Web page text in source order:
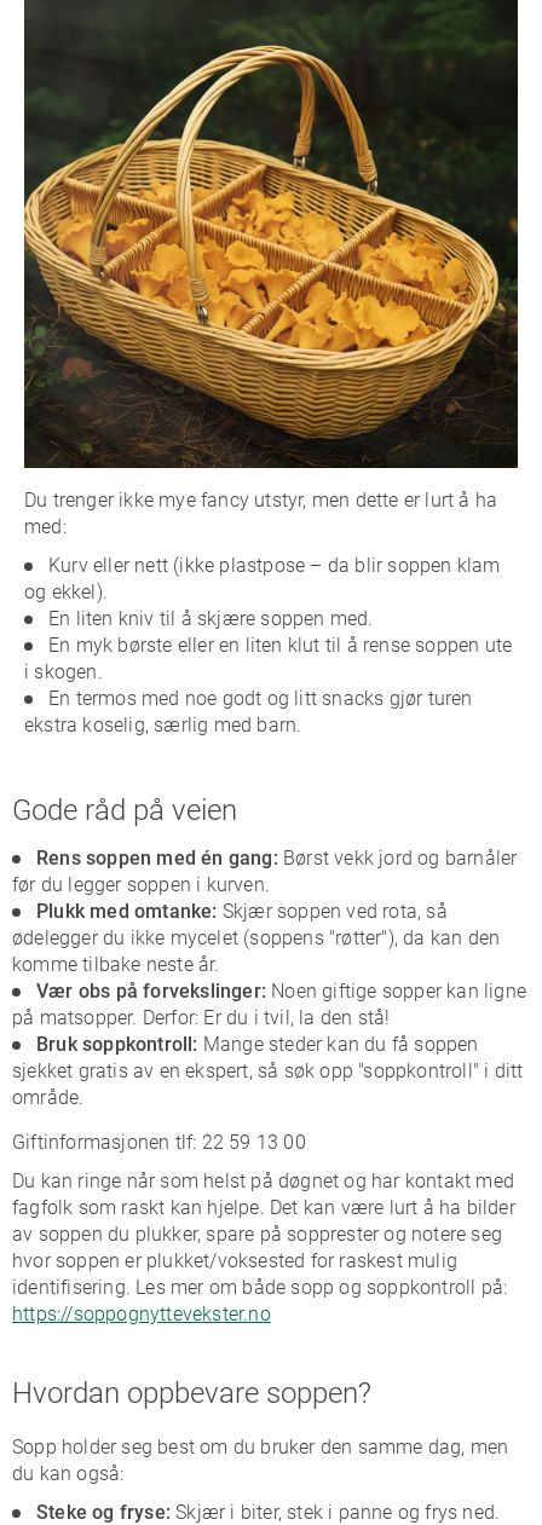
Du trenger ikke mye fancy utstyr, men dette er lurt å ha
med:
Kurv eller nett (ikke plastpose – da blir soppen klam
og ekkel).
En liten kniv til å skjære soppen med.
En myk børste eller en liten klut til å rense soppen ute
i skogen.
En termos med noe godt og litt snacks gjør turen
ekstra koselig, særlig med barn.
Gode råd på veien
Rens soppen med én gang: Børst vekk jord og barnåler
før du legger soppen i kurven.
Plukk med omtanke: Skjær soppen ved rota, så
ødelegger du ikke mycelet (soppens "røtter"), da kan den
komme tilbake neste år.
Vær obs på forvekslinger: Noen giftige sopper kan ligne
på matsopper. Derfor: Er du i tvil, la den stå!
Bruk soppkontroll: Mange steder kan du få soppen
sjekket gratis av en ekspert, så søk opp "soppkontroll" i ditt
område.
Giftinformasjonen tlf: 22 59 13 00
Du kan ringe når som helst på døgnet og har kontakt med
fagfolk som raskt kan hjelpe. Det kan være lurt å ha bilder
av soppen du plukker, spare på sopprester og notere seg
hvor soppen er plukket/voksested for raskest mulig
identifisering. Les mer om både sopp og soppkontroll på:
https://soppognyttevekster.no
Hvordan oppbevare soppen?
Sopp holder seg best om du bruker den samme dag, men
du kan også:
Steke og fryse:Skjær i biter, stek i panne og frys ned.